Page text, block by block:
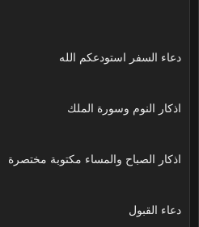
دعاء السفر استودعكم الله
اذكار النوم وسورة الملك
اذكار الصباح والمساء مكتوبة مختصرة
دعاء القبول